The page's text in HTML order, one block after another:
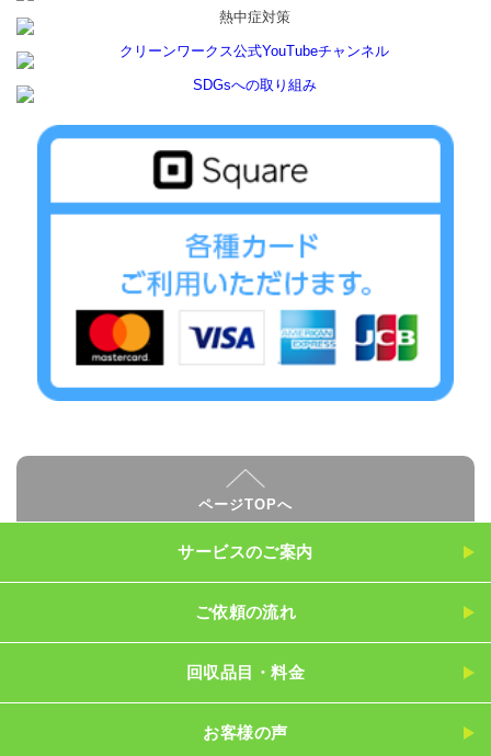
ページTOPへ
サービスのご案内
ご依頼の流れ
回収品目・料金
お客様の声